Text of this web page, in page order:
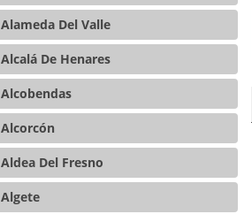
Alameda Del Valle
Alcalá De Henares
Alcobendas
Alcorcón
Aldea Del Fresno
Algete